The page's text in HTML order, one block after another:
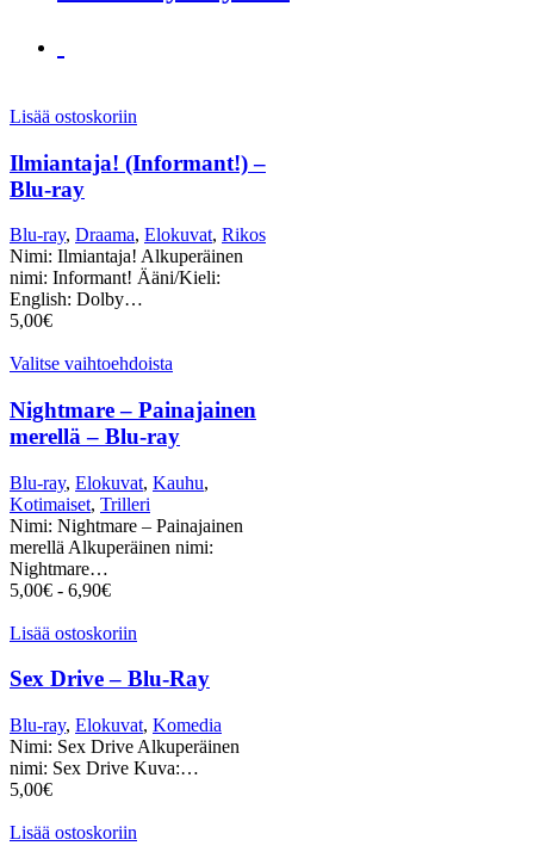
Lisää ostoskoriin
Ilmiantaja! (Informant!) –
Blu-ray
Blu-ray, Draama, Elokuvat, Rikos
Nimi: Ilmiantaja! Alkuperäinen
nimi: Informant! Ääni/Kieli:
English: Dolby…
5,00€
Valitse vaihtoehdoista
Nightmare – Painajainen
merellä – Blu-ray
Blu-ray, Elokuvat, Kauhu,
Kotimaiset, Trilleri
Nimi: Nightmare – Painajainen
merellä Alkuperäinen nimi:
Nightmare…
5,00€ - 6,90€
Lisää ostoskoriin
Sex Drive – Blu-Ray
Blu-ray, Elokuvat, Komedia
Nimi: Sex Drive Alkuperäinen
nimi: Sex Drive Kuva:…
5,00€
Lisää ostoskoriin